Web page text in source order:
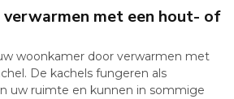
met een hout- of
woonkamer door verwarmen met
De kachels fungeren als
uw ruimte en kunnen in sommige